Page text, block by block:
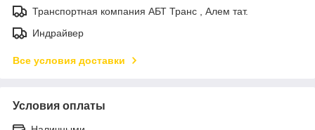
Транспортная компания АБТ Транс , Алем тат.
Индрайвер
Все условия доставки
Условия оплаты